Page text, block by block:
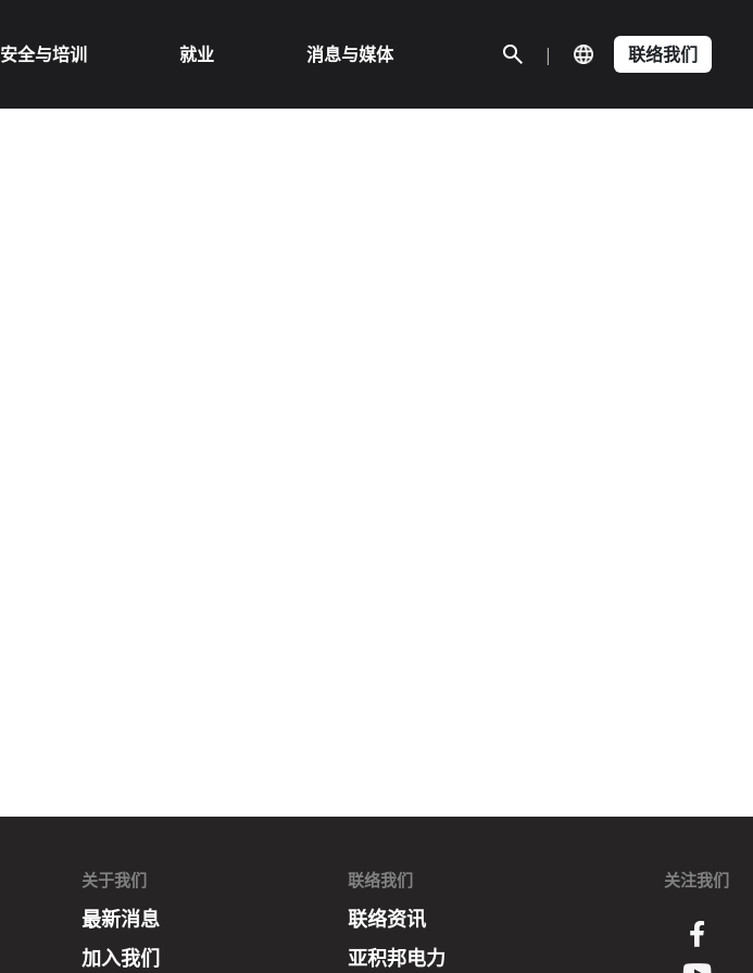
安全与培训 就业 消息与媒体 | 联络我们
关于我们
最新消息
加入我们
联络我们
联络资讯
亚积邦电力
关注我们